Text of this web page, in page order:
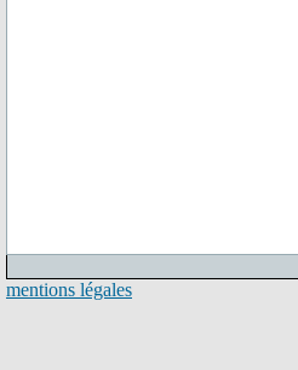
mentions légales